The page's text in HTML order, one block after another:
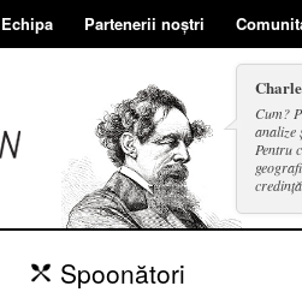
Echipa Partenerii noștri
Cum?
analize
Pentru
Spoonători